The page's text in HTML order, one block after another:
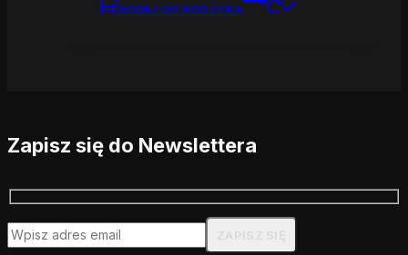
DODAJ DO KOSZYKA
Zapisz się do Newslettera